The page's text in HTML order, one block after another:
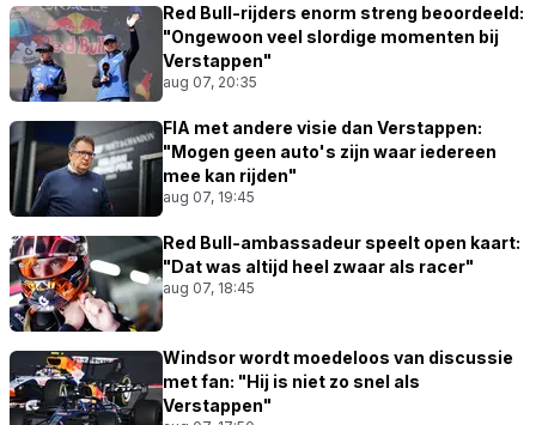
Red Bull-rijders enorm streng beoordeeld:
"Ongewoon veel slordige momenten bij
Verstappen"
aug 07, 20:35
FIA met andere visie dan Verstappen:
"Mogen geen auto's zijn waar iedereen
mee kan rijden"
aug 07, 19:45
Red Bull-ambassadeur speelt open kaart:
"Dat was altijd heel zwaar als racer"
aug 07, 18:45
Windsor wordt moedeloos van discussie
met fan: "Hij is niet zo snel als
Verstappen"